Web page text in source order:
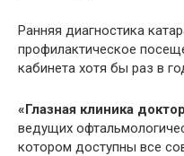
Ранняя диагностика
профилактическое
кабинета хотя бы раз в
«Глазная клиника
ведущих
котором доступны все